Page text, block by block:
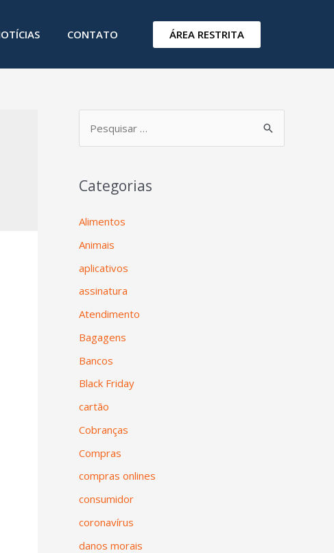
CONTATO ÁREA RESTRITA
Categorias
Alimentos
Animais
aplicativos
assinatura
Atendimento
Bagagens
Bancos
Black Friday
cartão
Cobranças
Compras
compras onlines
consumidor
coronavírus
danos morais